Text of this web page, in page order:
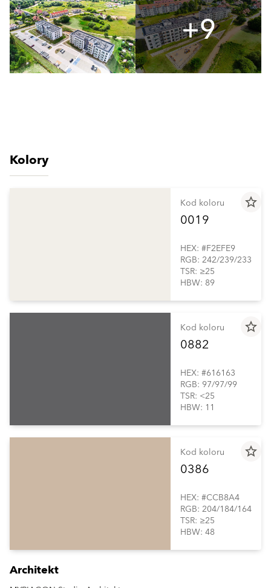
+9
Kolory
star_border
Kod koloru
0019
HEX: #F2EFE9
RGB: 242/239/233
TSR: ≥25
HBW: 89
star_border
Kod koloru
0882
HEX: #616163
RGB: 97/97/99
TSR: <25
HBW: 11
star_border
Kod koloru
0386
HEX: #CCB8A4
RGB: 204/184/164
TSR: ≥25
HBW: 48
Architekt